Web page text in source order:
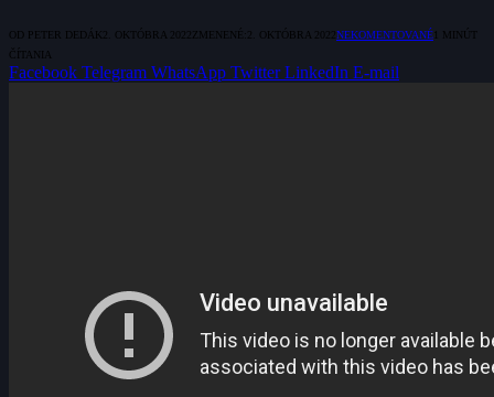
OD PETER DEDÁK 2. OKTÓBRA 2022 ZMENENÉ: 2. OKTÓBRA 2022 NEKOMENTOVANÉ1 MINÚT
ČÍTANIA
Facebook Telegram WhatsApp Twitter LinkedIn E-mail